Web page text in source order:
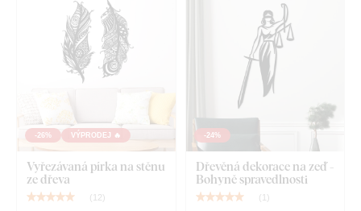
Deska splňuje evropský emisní standard E1– je bezpečná a
vhodná do interiéru (včetně dětského pokoje).
Co najdete v balení?
Vintage doplněk do bytu - Kalamář a pero
-26% VÝPRODEJ 🔥
Vyřezávaná pírka na stěnu
ze dřeva
( 12)
-24%
Dřevěná dekorace na zeď -
Bohyně spravedlnosti
( 1 )